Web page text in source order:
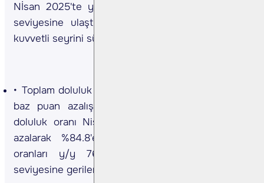
Nİsan 2025'te y/y %24.7 artarak 2,23mn yolcu
seviyesine ulaştı. Yolcu sayısındaki artış trendi
kuvvetli seyrini sürdürmektedir.
Toplam doluluk oranı (LF) Nisan 2025'te y/y 152
baz puan azalışla %86,8’e geriledi. Uluslararası
doluluk oranı Nisan 2025'te y/y 164 baz puan
azalarak %84.8'e gerilerken, Yurt içi doluluk
oranları y/y 76 baz puan azalarak %90.7
seviyesine gerilemiştir.